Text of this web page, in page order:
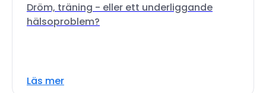
Dröm, träning - eller ett underliggande
hälsoproblem?
Läs mer